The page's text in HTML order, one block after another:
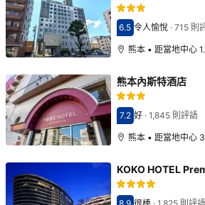
分數6.5分
6.5 令人愉悅· 715 則
熊本 • 距當地中心
熊本內斯特酒店
分數7.2分
7.2 好· 1,845 則評語
熊本 • 距當地中心
KOKO HOTEL